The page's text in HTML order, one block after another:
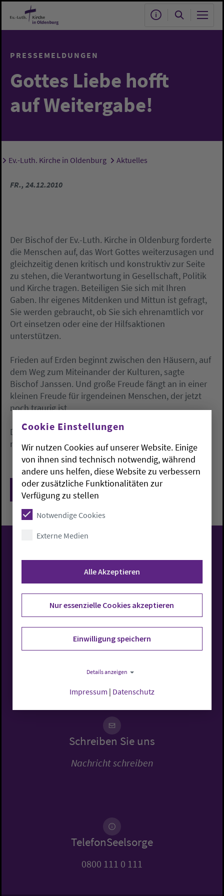
Zum Hauptinhalt springen
PRESSEMELDUNGEN
Gottes Liebe hofft
auf Weitergabe!
Sie sind hier:
Ev.-Luth. Kirche in Oldenburg Aktuelles
FR., 24.12.2010
Der Bischof der Ev.-Luth. Kirche in Oldenburg forderte
die Menschen auf, das Wort Gottes weiterzusagen und
gleichzeitig denen kritisch und konstruktiv zur Seite
zu stehen, die Verantwortung in Gesellschaft, Politik
und Kirche tragen. Beteiligen Sie sich mit Ihren
Gaben. Ihr eigenes Mitdenken und Mittun ist gefragt,
Sie werden gebraucht, ob Sie sich ehrenamtlich vor
Ort einsetzen oder eine der Hilfsaktionen
unterstützen.
Frieden auf Erden beginnt zwischen den Häusern, auf
dem Weg zum Miteinander der Kulturen, sagte
Bischof Janssen. Und große Freude fängt an in einer
kleinen Freude für irgendeinen Menschen, der jetzt
noch traurig ist.
Die gesamte Predigt können Sie als
nachlesen.
Zurück
Evangelisch-Lutherische
Kirche in Oldenburg
Rufen Sie uns an
Schreiben Sie uns
Nachricht schreiben
TelefonSeelsorge
0800 111 0 111
Cookie Einstellungen
Wir nutzen Cookies auf unserer Website. Einige
von ihnen sind technisch notwendig, während
andere uns helfen, diese Website zu verbessern
oder zusätzliche Funktionalitäten zur
Verfügung zu stellen
Notwendige Cookies
Externe Medien
Alle Akzeptieren
Nur essenzielle Cookies akzeptieren
Einwilligung speichern
Details anzeigen
Impressum | Datenschutz